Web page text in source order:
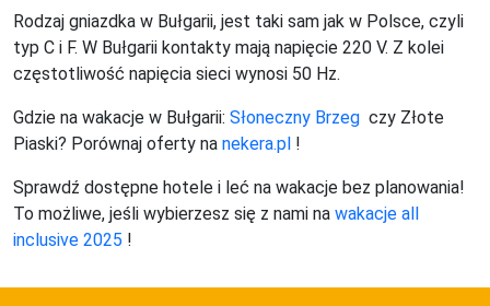
Rodzaj gniazdka w Bułgarii, jest taki sam jak w Polsce, czyli
typ C i F. W Bułgarii kontakty mają napięcie 220 V. Z kolei
częstotliwość napięcia sieci wynosi 50 Hz.
Gdzie na wakacje w Bułgarii: Słoneczny Brzeg czy Złote
Piaski? Porównaj oferty na nekera.pl !
Sprawdź dostępne hotele i leć na wakacje bez planowania!
To możliwe, jeśli wybierzesz się z nami na wakacje all
inclusive 2025 !